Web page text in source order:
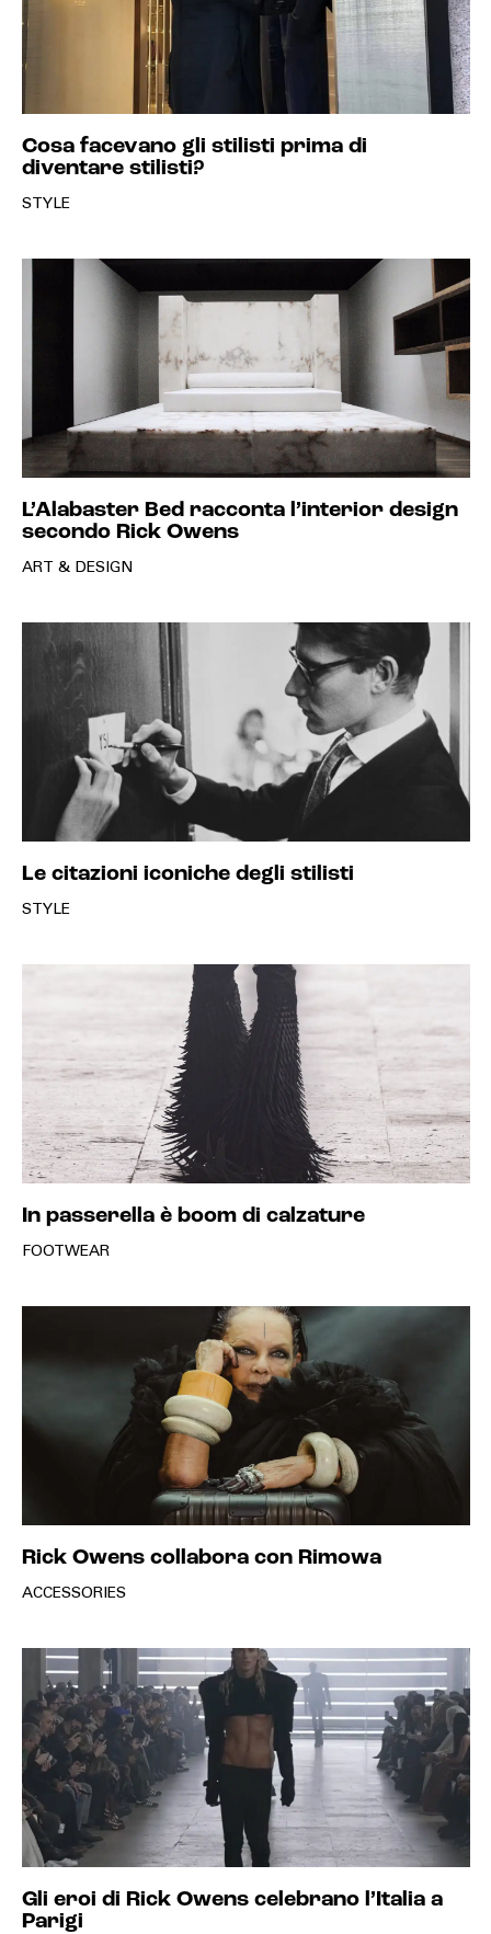
Cosa facevano gli stilisti prima di
diventare stilisti?
STYLE
L’Alabaster Bed racconta l’interior design
secondo Rick Owens
ART & DESIGN
Le citazioni iconiche degli stilisti
STYLE
In passerella è boom di calzature
FOOTWEAR
Rick Owens collabora con Rimowa
ACCESSORIES
Gli eroi di Rick Owens celebrano l’Italia a
Parigi